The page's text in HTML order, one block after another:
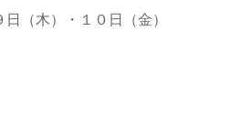
（木）・１０日（金）